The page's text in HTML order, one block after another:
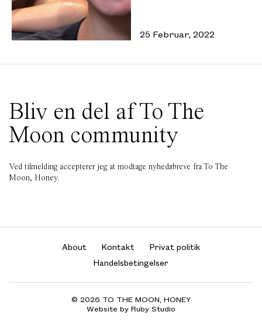
25 Februar, 2022
Bliv en del af To The
Moon community
Ved tilmelding accepterer jeg at modtage nyhedsbreve fra To The
Moon, Honey.
About Kontakt
Privat politik
Handelsbetingelser
© 2026 TO THE MOON, HONEY
Website by Ruby Studio